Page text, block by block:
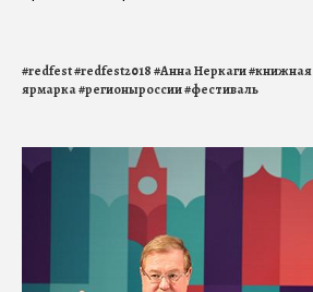
#redfest#redfest2018#Анна Неркаги#книжная
ярмарка#регионыроссии#фестиваль